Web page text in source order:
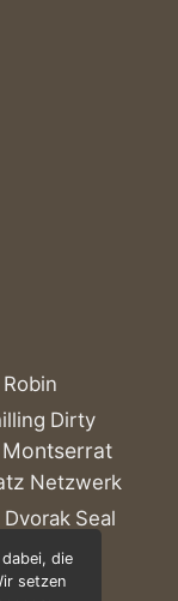
die
setzen
Dirty
Montserrat
Netzwerk
Dvorak Seal
Lift